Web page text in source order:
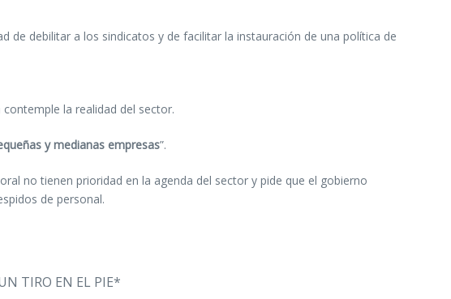
de debilitar a los sindicatos y de facilitar la instauración de una política de
la realidad del sector.
y medianas empresas”.
no tienen prioridad en la agenda del sector y pide que el gobierno
de personal.
TIRO EN EL PIE*